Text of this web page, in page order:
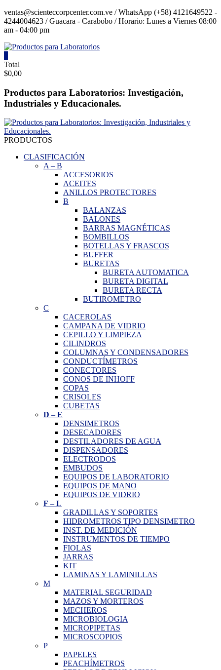
Saltar
contenido
ventas@scienteccorpcenter.com.ve / WhatsApp (+58) 4121649522 -
4244004623 / Guacara - Carabobo / Horario: Lunes a Viernes 08:00
am - 04:00 pm
Productos
para
Laboratorios
Investigación,
y
Educacionales.
Total
$0,00
Productos para Laboratorios: Investigación,
Industriales y Educacionales.
PRODUCTOS
CLASIFICACIÓN
A– B
ACCESORIOS
ACEITES
ANILLOS PROTECTORES
B
BALANZAS
BALONES
BARRAS MAGNÉTICAS
BOMBILLOS
BOTELLAS Y FRASCOS
BUFFER
BURETAS
BURETA AUTOMATICA
BURETA DIGITAL
BURETA RECTA
BUTIROMETRO
C
CACEROLAS
CAMPANA DE VIDRIO
CEPILLO Y LIMPIEZA
CILINDROS
COLUMNAS Y CONDENSADORES
CONDUCTÍMETROS
CONECTORES
CONOS DE INHOFF
COPAS
CRISOLES
CUBETAS
D – E
DENSIMETROS
DESECADORES
DESTILADORES DE AGUA
DISPENSADORES
ELECTRODOS
EMBUDOS
EQUIPOS DE LABORATORIO
EQUIPOS DE MANO
EQUIPOS DE VIDRIO
F – L
GRADILLAS Y SOPORTES
HIDROMETROS TIPO DENSIMETRO
INST. DE MEDICIÓN
INSTRUMENTOS DE TIEMPO
FIOLAS
JARRAS
KIT
LAMINAS Y LAMINILLAS
M
MATERIAL SEGURIDAD
MAZOS Y MORTEROS
MECHEROS
MICROBIOLOGIA
MICROPIPETAS
MICROSCOPIOS
P
PAPELES
PEACHÍMETROS